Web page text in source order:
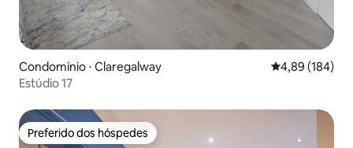
Condomínio ⋅ Claregalway 4,89 de uma
4,89 (184)
Estúdio 17
Preferido dos hóspedes
Preferido dos hóspedes